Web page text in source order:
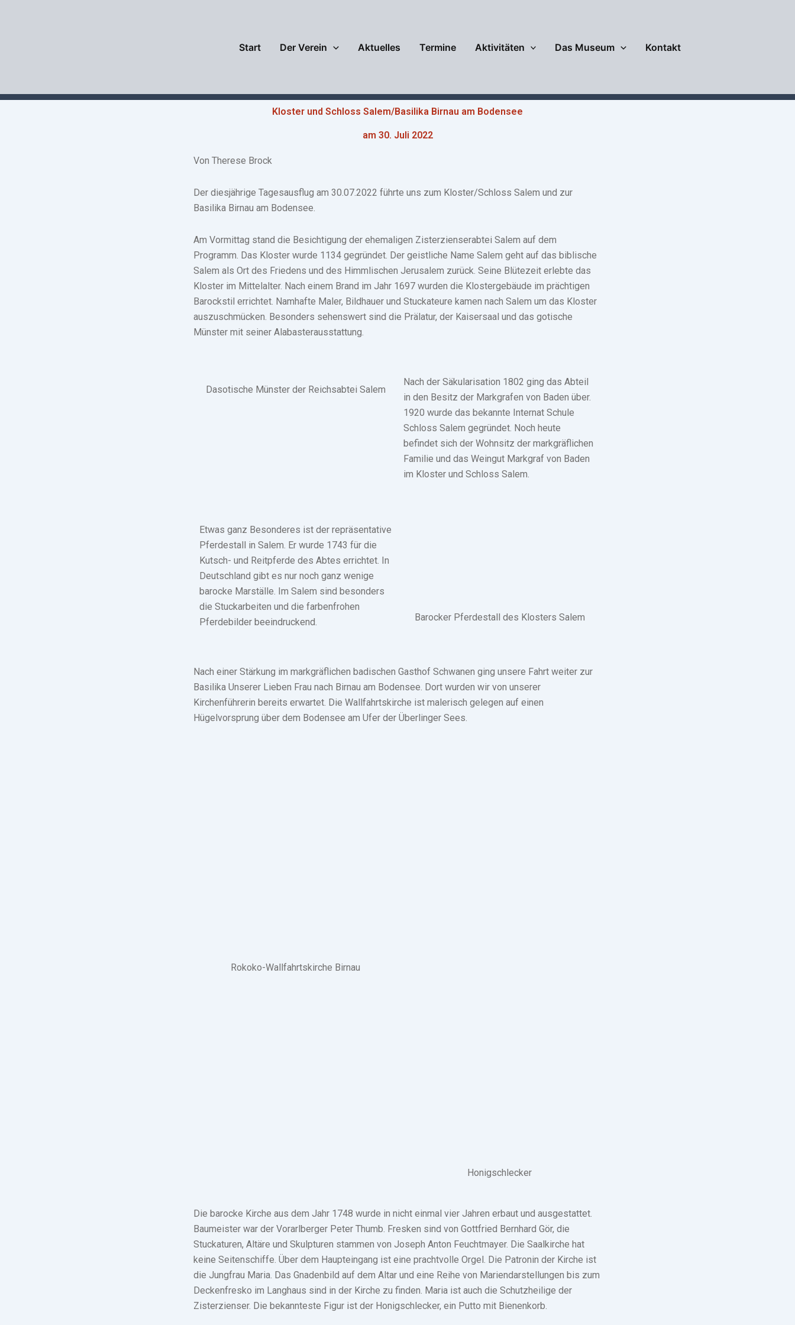
Start Der Verein Aktuelles Termine Aktivitäten Das Museum Kontakt
Kloster und Schloss Salem/Basilika Birnau am Bodensee
am 30. Juli 2022
Von Therese Brock
Der diesjährige Tagesausflug am 30.07.2022 führte uns zum Kloster/Schloss Salem und zur
Basilika Birnau am Bodensee.
Am Vormittag stand die Besichtigung der ehemaligen Zisterzienserabtei Salem auf dem
Programm. Das Kloster wurde 1134 gegründet. Der geistliche Name Salem geht auf das biblische
Salem als Ort des Friedens und des Himmlischen Jerusalem zurück. Seine Blütezeit erlebte das
Kloster im Mittelalter. Nach einem Brand im Jahr 1697 wurden die Klostergebäude im prächtigen
Barockstil errichtet. Namhafte Maler, Bildhauer und Stuckateure kamen nach Salem um das Kloster
auszuschmücken. Besonders sehenswert sind die Prälatur, der Kaisersaal und das gotische
Münster mit seiner Alabasterausstattung.
Dasotische Münster der Reichsabtei Salem
Nach der Säkularisation 1802 ging das Abteil
in den Besitz der Markgrafen von Baden über.
1920 wurde das bekannte Internat Schule
Schloss Salem gegründet. Noch heute
befindet sich der Wohnsitz der markgräflichen
Familie und das Weingut Markgraf von Baden
im Kloster und Schloss Salem.
Barocker Pferdestall des Klosters Salem
Etwas ganz Besonderes ist der repräsentative
Pferdestall in Salem. Er wurde 1743 für die
Kutsch- und Reitpferde des Abtes errichtet. In
Deutschland gibt es nur noch ganz wenige
barocke Marställe. Im Salem sind besonders
die Stuckarbeiten und die farbenfrohen
Pferdebilder beeindruckend.
Nach einer Stärkung im markgräflichen badischen Gasthof Schwanen ging unsere Fahrt weiter zur
Basilika Unserer Lieben Frau nach Birnau am Bodensee. Dort wurden wir von unserer
Kirchenführerin bereits erwartet. Die Wallfahrtskirche ist malerisch gelegen auf einen
Hügelvorsprung über dem Bodensee am Ufer der Überlinger Sees.
Honigschlecker
Rokoko-Wallfahrtskirche Birnau
Die barocke Kirche aus dem Jahr 1748 wurde in nicht einmal vier Jahren erbaut und ausgestattet.
Baumeister war der Vorarlberger Peter Thumb. Fresken sind von Gottfried Bernhard Gör, die
Stuckaturen, Altäre und Skulpturen stammen von Joseph Anton Feuchtmayer. Die Saalkirche hat
keine Seitenschiffe. Über dem Haupteingang ist eine prachtvolle Orgel. Die Patronin der Kirche ist
die Jungfrau Maria. Das Gnadenbild auf dem Altar und eine Reihe von Mariendarstellungen bis zum
Deckenfresko im Langhaus sind in der Kirche zu finden. Maria ist auch die Schutzheilige der
Zisterzienser. Die bekannteste Figur ist der Honigschlecker, ein Putto mit Bienenkorb.